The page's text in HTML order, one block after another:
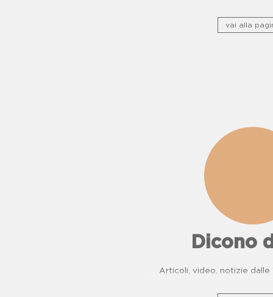
Oncologiche. Proposte
vai alla
Dicono
Articoli, video, notizie dalle